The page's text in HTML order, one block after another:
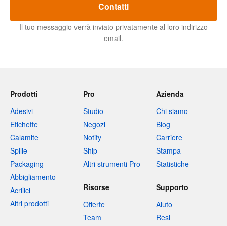
Contatti
Il tuo messaggio verrà inviato privatamente al loro indirizzo
email.
Prodotti
Adesivi
Etichette
Calamite
Spille
Packaging
Abbigliamento
Acrilici
Altri prodotti
Pro
Studio
Negozi
Notify
Ship
Altri strumenti Pro
Azienda
Chi siamo
Blog
Carriere
Stampa
Statistiche
Risorse
Offerte
Team
Supporto
Aiuto
Resi